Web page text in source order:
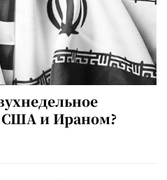
и Ираном?